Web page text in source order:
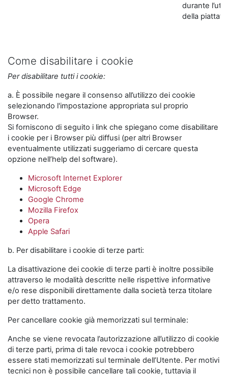
durante
della
Come disabilitare i cookie
Per disabilitare tutti i cookie:
a. È possibile negare il consenso all’utilizzo dei cookie
selezionando l'impostazione appropriata sul proprio
Browser.
Si forniscono di seguito i link che spiegano come disabilitare
i cookie per i Browser più diffusi (per altri Browser
eventualmente utilizzati suggeriamo di cercare questa
opzione nell’help del software).
Microsoft Internet Explorer
Microsoft Edge
Google Chrome
Mozilla Firefox
Opera
Apple Safari
b. Per disabilitare i cookie di terze parti:
La disattivazione dei cookie di terze parti è inoltre possibile
attraverso le modalità descritte nelle rispettive informative
e/o rese disponibili direttamente dalla società terza titolare
per detto trattamento.
Per cancellare cookie già memorizzati sul terminale:
Anche se viene revocata l’autorizzazione all’utilizzo di cookie
di terze parti, prima di tale revoca i cookie potrebbero
essere stati memorizzati sul terminale dell’Utente. Per motivi
tecnici non è possibile cancellare tali cookie, tuttavia il